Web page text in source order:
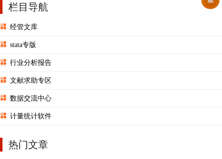
栏目导航
经管文库
stata专版
行业分析报告
文献求助专区
数据交流中心
计量统计软件
热门文章